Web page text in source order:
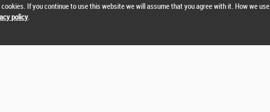
If you continue to use this website we will assume that you agree with it. How we use
policy.